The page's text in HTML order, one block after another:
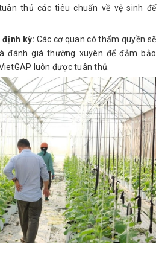
thủ các tiêu chuẩn về vệ sinh để
định kỳ: Các cơ quan có thẩm quyền sẽ
đánh giá thường xuyên để đảm bảo
luôn được tuân thủ.